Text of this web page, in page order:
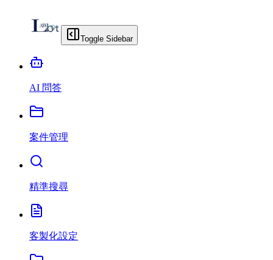
Toggle Sidebar
AI 問答
案件管理
精準搜尋
客製化設定